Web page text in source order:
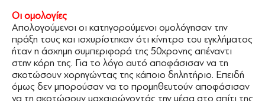
Οι ομολογίες
Απολογούμενοι οι κατηγορούμενοι ομολόγησαν την
πράξη τους και ισχυρίστηκαν ότι κίνητρο του εγκλήματος
ήταν η άσχημη συμπεριφορά της 50χρονης απέναντι
στην κόρη της. Για το λόγο αυτό αποφάσισαν να τη
σκοτώσουν χορηγώντας της κάποιο δηλητήριο. Επειδή
όμως δεν μπορούσαν να το προμηθευτούν αποφάσισαν
να τη σκοτώσουν μαχαιρώνοντάς την μέσα στο σπίτι της